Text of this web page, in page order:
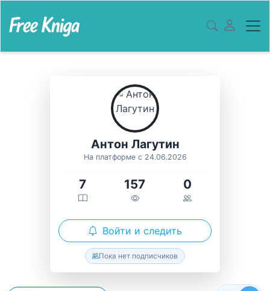
Антон Лагутин
На платформе с 24.06.2026
7 157 0
Войти и следить
Пока нет подписчиков